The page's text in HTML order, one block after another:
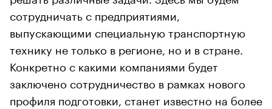
сотрудничать с предприятиями,
выпускающими специальную транспортную
технику не только в регионе, но и в стране.
Конкретно с какими компаниями будет
заключено сотрудничество в рамках нового
профиля подготовки, станет известно на более